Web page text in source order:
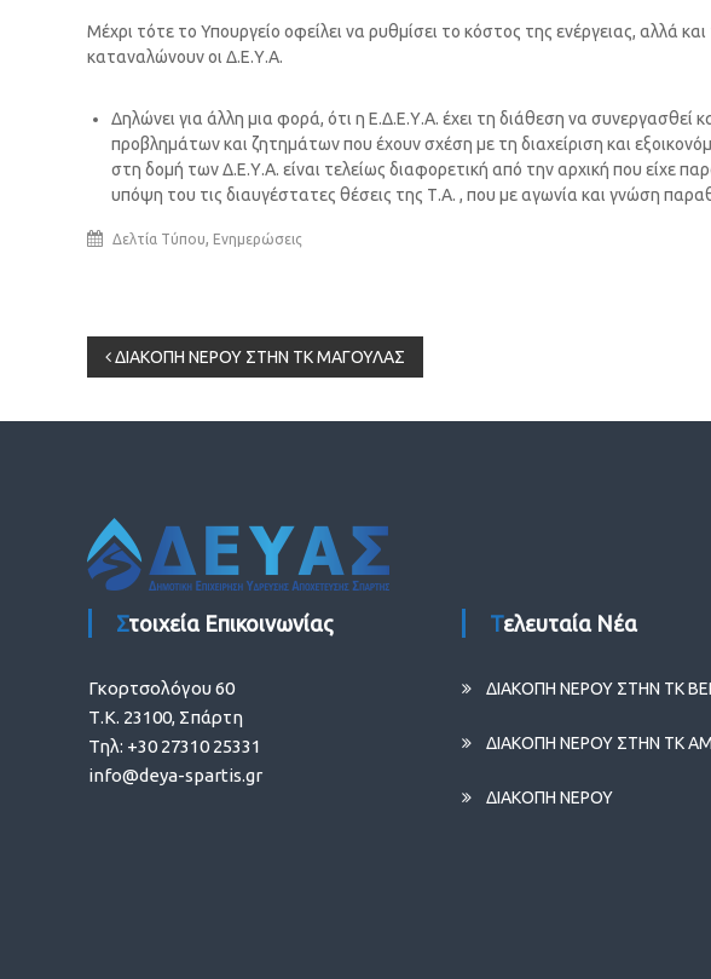
Μέχρι τότε το Υπουργείο οφείλει να ρυθμίσει το κόστος της ενέργειας, αλλά
καταναλώνουν οι Δ.Ε.Υ.Α.
Δηλώνει για άλλη μια φορά, ότι η Ε.Δ.Ε.Υ.Α. έχει τη διάθεση να συνεργασθεί
προβλημάτων και ζητημάτων που έχουν σχέση με τη διαχείριση και
στη δομή των Δ.Ε.Υ.Α. είναι τελείως διαφορετική από την αρχική που είχε
υπόψη του τις διαυγέστατες θέσεις της Τ.Α. , που με αγωνία και γνώση
Δελτία Τύπου, Ενημερώσεις
Πλοήγηση
άρθρων
ΔΙΑΚΟΠΗ ΝΕΡΟΥ ΣΤΗΝ ΤΚ ΜΑΓΟΥΛΑΣ
Στοιχεία Επικοινωνίας
Γκορτσολόγου 60
Τ.Κ. 23100, Σπάρτη
Τηλ: +30 27310 25331
info@deya-spartis.gr
Τελευταία Νέα
ΔΙΑΚΟΠΗ ΝΕΡΟΥ ΣΤΗΝ ΤΚ
ΔΙΑΚΟΠΗ ΝΕΡΟΥ ΣΤΗΝ ΤΚ
ΔΙΑΚΟΠΗ ΝΕΡΟΥ